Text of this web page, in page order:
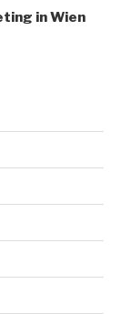
in Wien